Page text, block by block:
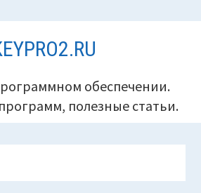
обеспечении.
полезные статьи.